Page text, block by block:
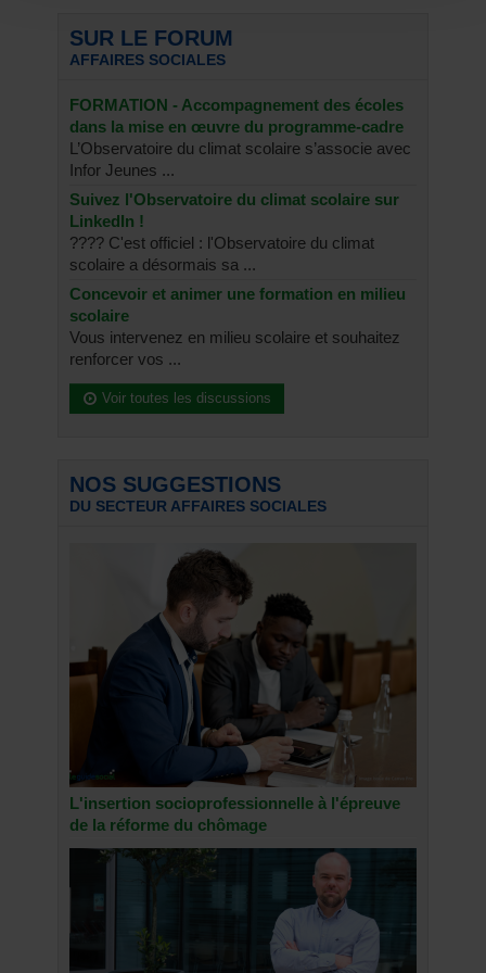
SUR LE FORUM
AFFAIRES SOCIALES
FORMATION - Accompagnement des écoles
dans la mise en œuvre du programme-cadre
L’Observatoire du climat scolaire s’associe avec
Infor Jeunes ...
Suivez l'Observatoire du climat scolaire sur
LinkedIn !
???? C'est officiel : l'Observatoire du climat
scolaire a désormais sa ...
Concevoir et animer une formation en milieu
scolaire
Vous intervenez en milieu scolaire et souhaitez
renforcer vos ...
Voir toutes les discussions
NOS SUGGESTIONS
DU SECTEUR AFFAIRES SOCIALES
L'insertion socioprofessionnelle à l'épreuve
de la réforme du chômage